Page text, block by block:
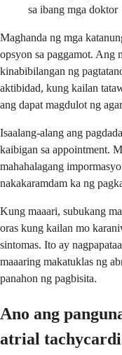
sa ibang mga doktor
Maghanda ng mga
opsyon sa paggamot. Ang
kinabibilangan ng
aktibidad, kung kailan
ang dapat magdulot ng
Isaalang-alang ang
kaibigan sa appointment.
mahahalagang
nakakaramdam ka ng
Kung maaari, subukang
oras kung kailan mo
sintomas. Ito ay
maaaring makatuklas ng
panahon ng pagbisita.
Ano ang
atrial